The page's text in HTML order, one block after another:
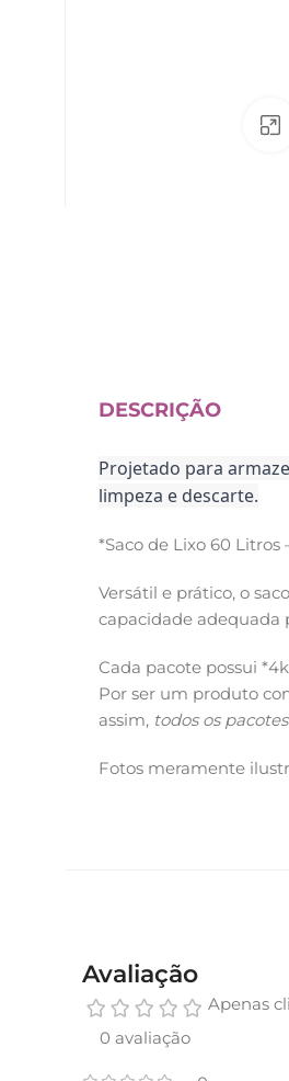
DESCRIÇÃO
Projetado para
limpeza e descarte.
*Saco de Lixo 60
Versátil e prático, o
capacidade adequada
Cada pacote possui
Por ser um produto
assim, todos os
Fotos meramente
Avaliação
0 avaliação
Apenas